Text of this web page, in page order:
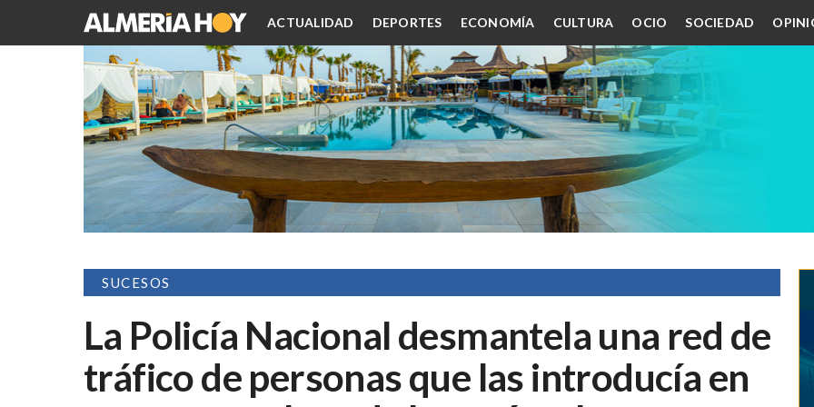
ACTUALIDAD DEPORTES ECONOMÍA CULTURA OCIO SOCIEDAD
SUCESOS
La Policía Nacional desmantela una red de
tráfico de personas que las introducía en